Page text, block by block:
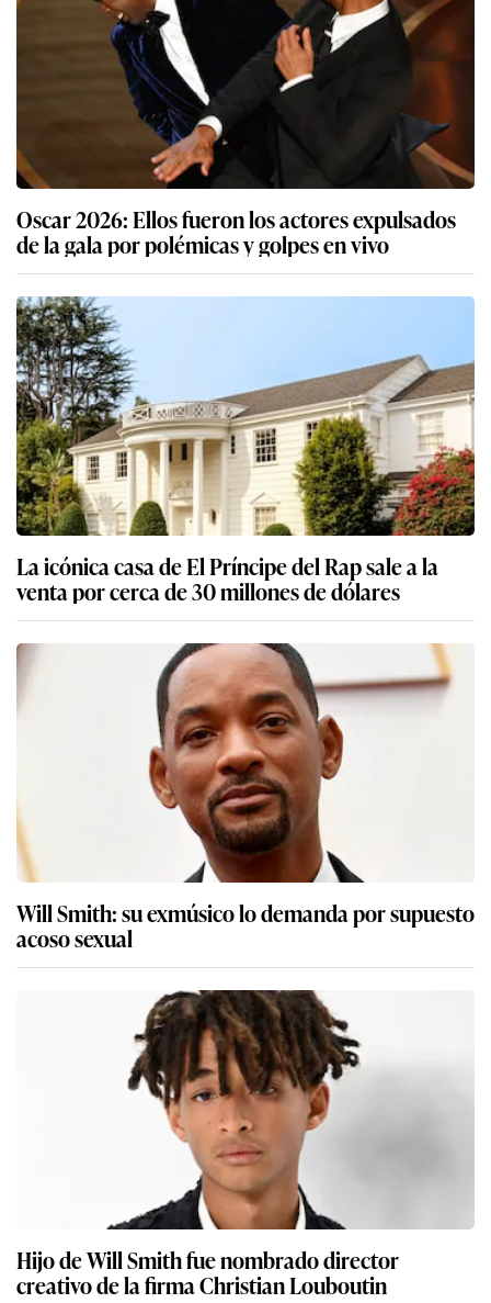
Oscar 2026: Ellos fueron los actores expulsados
de la gala por polémicas y golpes en vivo
La icónica casa de El Príncipe del Rap sale a la
venta por cerca de 30 millones de dólares
Will Smith: su exmúsico lo demanda por supuesto
acoso sexual
Hijo de Will Smith fue nombrado director
creativo de la firma Christian Louboutin